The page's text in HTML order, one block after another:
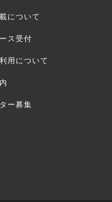
について
ス受付
用について
ー募集